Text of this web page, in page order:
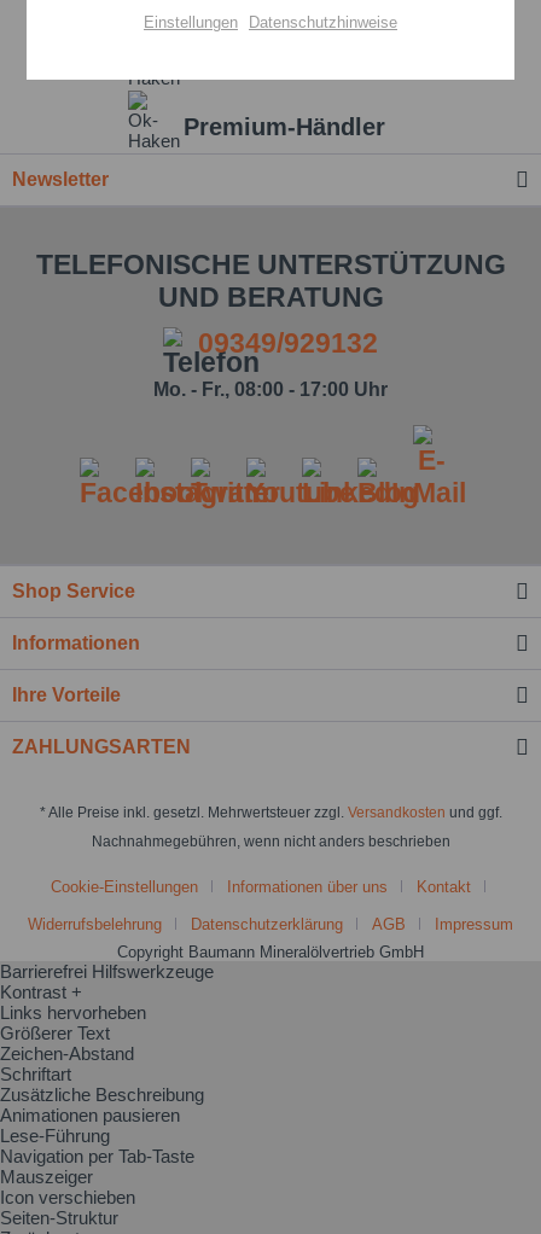
Premium-Händler
Newsletter
TELEFONISCHE UNTERSTÜTZUNG
UND BERATUNG
09349/929132
Mo. - Fr., 08:00 - 17:00 Uhr
Shop Service
Informationen
Ihre Vorteile
ZAHLUNGSARTEN
* Alle Preise inkl. gesetzl. Mehrwertsteuer zzgl. Versandkosten und ggf.
Nachnahmegebühren, wenn nicht anders beschrieben
Cookie-Einstellungen Informationen über uns Kontakt
Widerrufsbelehrung Datenschutzerklärung AGB
Impressum
Copyright Baumann Mineralölvertrieb GmbH
Einstellungen speichern
Einstellungen Datenschutzhinweise
Barrierefrei Hilfswerkzeuge
Kontrast +
Links hervorheben
Größerer Text
Zeichen-Abstand
Schriftart
Zusätzliche Beschreibung
Animationen pausieren
Lese-Führung
Navigation per Tab-Taste
Mauszeiger
Icon verschieben
Seiten-Struktur